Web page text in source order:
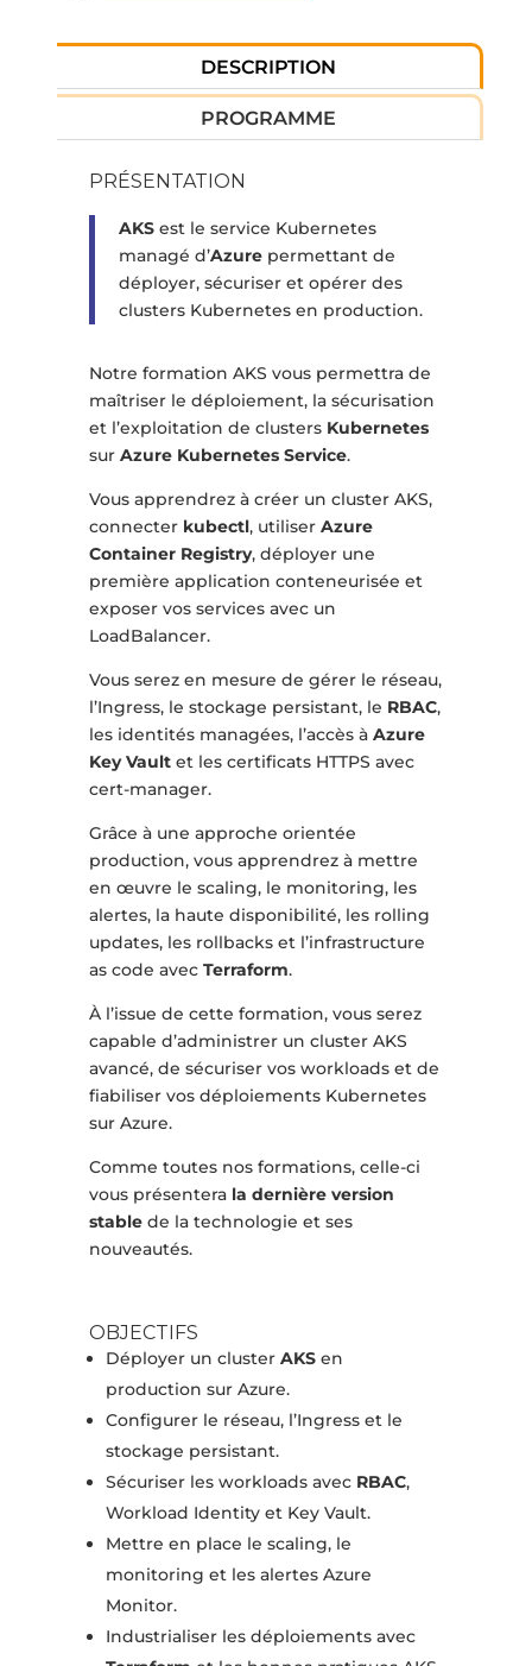
DESCRIPTION
PROGRAMME
PRÉSENTATION
AKSest le service Kubernetes
managé d’Azurepermettant de
déployer, sécuriser et opérer des
clusters Kubernetes en production.
Notre formation AKS vous permettra de
maîtriser le déploiement, la sécurisation
et l’exploitation de clusters Kubernetes
sur Azure Kubernetes Service.
Vous apprendrez à créer un cluster AKS,
connecter kubectl, utiliser Azure
Container Registry, déployer une
première application conteneurisée et
exposer vos services avec un
LoadBalancer.
Vous serez en mesure de gérer le réseau,
l’Ingress, le stockage persistant, le RBAC,
les identités managées, l’accès à Azure
Key Vaultet les certificats HTTPS avec
cert-manager.
Grâce à une approche orientée
production, vous apprendrez à mettre
en œuvre le scaling, le monitoring, les
alertes, la haute disponibilité, les rolling
updates, les rollbacks et l’infrastructure
as code avec Terraform.
À l’issue de cette formation, vous serez
capable d’administrer un cluster AKS
avancé, de sécuriser vos workloads et de
fiabiliser vos déploiements Kubernetes
sur Azure.
Comme toutes nos formations, celle-ci
vous présentera la dernière version
stablede la technologie et ses
nouveautés.
OBJECTIFS
Déployer un cluster AKSen
production sur Azure.
Configurer le réseau, l’Ingress et le
stockage persistant.
Sécuriser les workloads avec RBAC,
Workload Identity et Key Vault.
Mettre en place le scaling, le
monitoring et les alertes Azure
Monitor.
Industrialiser les déploiements avec